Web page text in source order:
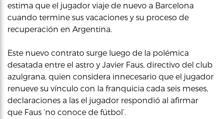
estima que el jugador viaje de nuevo a Barcelona
cuando termine sus vacaciones y su proceso de
recuperación en Argentina.
Este nuevo contrato surge luego de la polémica
desatada entre el astro y Javier Faus, directivo del club
azulgrana, quien considera innecesario que el jugador
renueve su vínculo con la franquicia cada seis meses,
declaraciones a las el jugador respondió al afirmar
que Faus ‘no conoce de fútbol’.